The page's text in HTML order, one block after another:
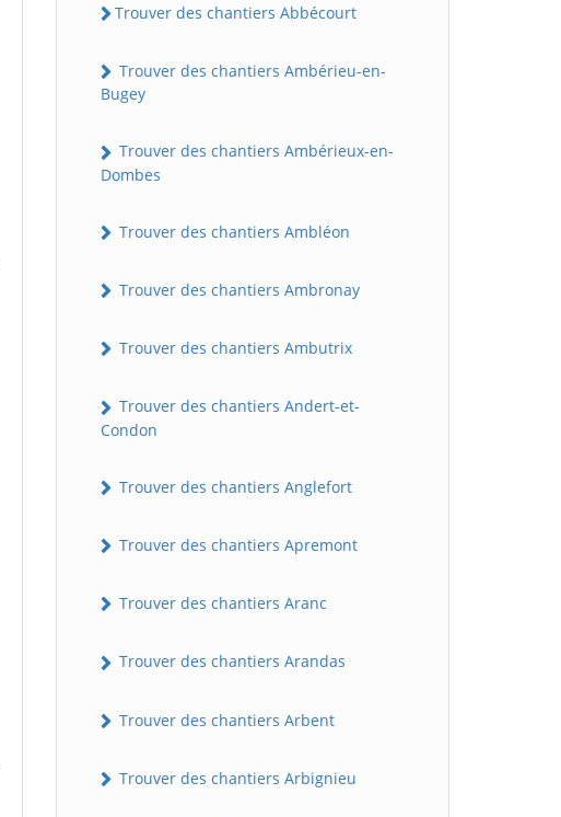
Trouver des chantiers Abbécourt
Trouver des chantiers Ambérieu-en-
Bugey
Trouver des chantiers Ambérieux-en-
Dombes
Trouver des chantiers Ambléon
Trouver des chantiers Ambronay
Trouver des chantiers Ambutrix
Trouver des chantiers Andert-et-
Condon
Trouver des chantiers Anglefort
Trouver des chantiers Apremont
Trouver des chantiers Aranc
Trouver des chantiers Arandas
Trouver des chantiers Arbent
Trouver des chantiers Arbignieu